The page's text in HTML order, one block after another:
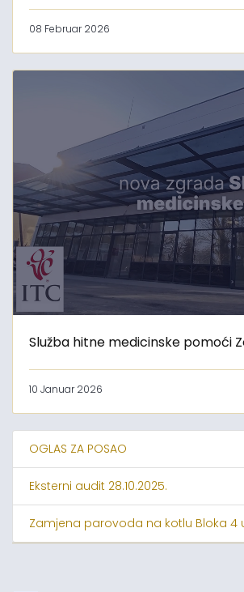
08 Februar 2026
Služba hitne medicinske pomoći
10 Januar 2026
OGLAS ZA POSAO
Eksterni audit 28.10.2025.
Zamjena parovoda na kotlu Bloka 4 u